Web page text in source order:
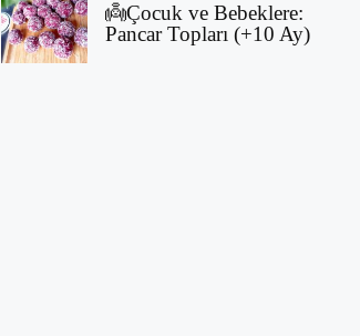
👼Çocuk ve Bebeklere:
Pancar Topları (+10 Ay)